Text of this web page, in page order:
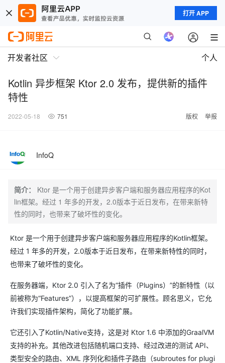
打开 APP
开发者社区 个人
Kotlin 异步框架 Ktor 2.0 发布，提供新的插件
特性
2022-05-18 751 版权 举报
InfoQ
简介：
Ktor 是一个用于创建异步客户端和服务器应用程序的Kot
lin框架。经过 1 年多的开发，2.0版本于近日发布，在带来新特
性的同时，也带来了破坏性的变化。
Ktor 是一个用于创建异步客户端和服务器应用程序的Kotlin框架。
经过 1 年多的开发，2.0版本于近日发布，在带来新特性的同时，
也带来了破坏性的变化。
在服务器端，Ktor 2.0 引入了名为“插件（Plugins）”的新特性（以
前被称为“Features”），以提高框架的可扩展性。顾名思义，它允
许我们实现插件架构，简化了功能扩展。
它还引入了Kotlin/Native支持，这是对 Ktor 1.6 中添加的GraalVM
支持的补充。其他改进包括随机端口支持、经过改进的测试 API、
类型安全的路由、XML 序列化和插件子路由（subroutes for plugi